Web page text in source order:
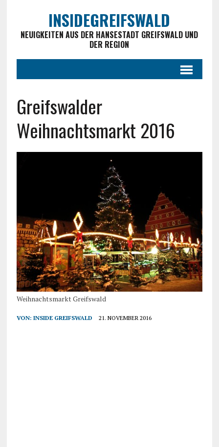
INSIDEGREIFSWALD
NEUIGKEITEN AUS DER HANSESTADT GREIFSWALD UND
DER REGION
Greifswalder
Weihnachtsmarkt 2016
Weihnachtsmarkt Greifswald
VON: INSIDE GREIFSWALD 21. NOVEMBER 2016